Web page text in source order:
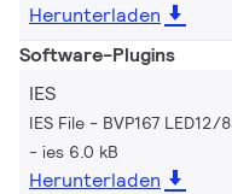
Herunterladen
Software-Plugins
IES
IES File - BVP167 LED12/
ies 6.0 kB
Herunterladen